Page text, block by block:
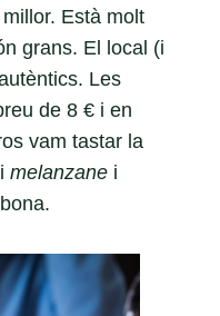
Està molt
grans. El local (i
Les
de 8 € i en
vam tastar la
i melanzanei